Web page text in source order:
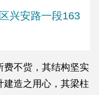
兴安路一段163
费不赀，其结构坚实
建造之用心，其梁柱